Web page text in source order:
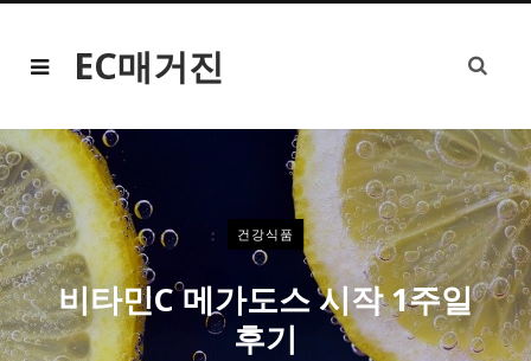
EC매거진
건강식품
비타민C 메가도스 시작 1주일
후기